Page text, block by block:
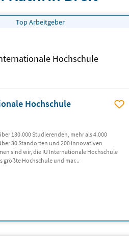
Top Arbeitgeber
Hochschule
Hochschule
130.000 Studierenden, mehr als 4.000
30 Standorten und 200 innovativen
sind wir, die IU Internationale Hochschule
größte Hochschule und mar...